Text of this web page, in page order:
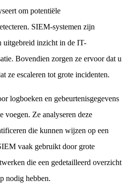
om potentiële
SIEM-systemen zijn
uitgebreid inzicht in de IT-
Bovendien zorgen ze ervoor dat u
ze escaleren tot grote incidenten.
logboeken en gebeurtenisgegevens
voegen. Ze analyseren deze
die kunnen wijzen op een
vaak gebruikt door grote
die een gedetailleerd overzicht
nodig hebben.